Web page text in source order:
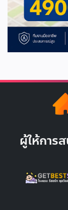
ผู้ให้การ